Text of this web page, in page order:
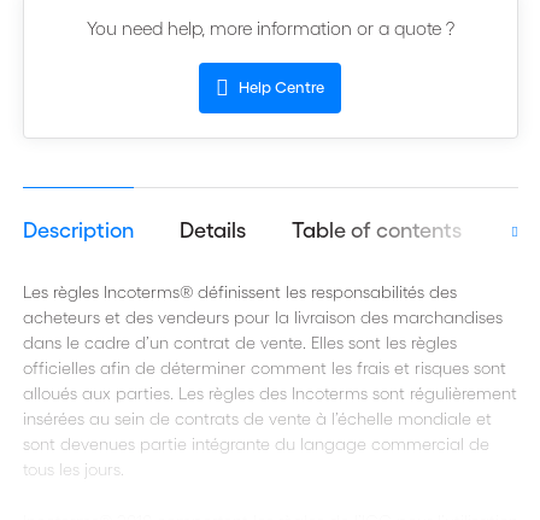
You need help, more information or a quote ?
Help Centre
Description Details Table of contents
Les règles Incoterms® définissent les responsabilités des
acheteurs et des vendeurs pour la livraison des marchandises
dans le cadre d’un contrat de vente. Elles sont les règles
officielles afin de déterminer comment les frais et risques sont
alloués aux parties. Les règles des Incoterms sont régulièrement
insérées au sein de contrats de vente à l’échelle mondiale et
sont devenues partie intégrante du langage commercial de
tous les jours.